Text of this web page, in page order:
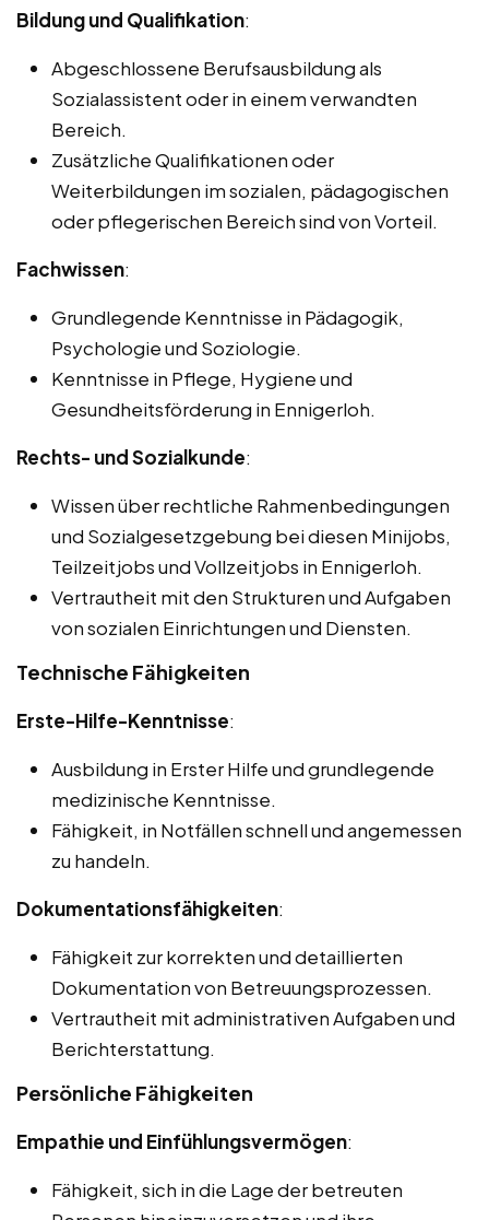
Bildung und Qualifikation:
Abgeschlossene Berufsausbildung als
Sozialassistent oder in einem verwandten
Bereich.
Zusätzliche Qualifikationen oder
Weiterbildungen im sozialen, pädagogischen
oder pflegerischen Bereich sind von Vorteil.
Fachwissen:
Grundlegende Kenntnisse in Pädagogik,
Psychologie und Soziologie.
Kenntnisse in Pflege, Hygiene und
Gesundheitsförderung in Ennigerloh.
Rechts- und Sozialkunde:
Wissen über rechtliche Rahmenbedingungen
und Sozialgesetzgebung bei diesen Minijobs,
Teilzeitjobs und Vollzeitjobs in Ennigerloh.
Vertrautheit mit den Strukturen und Aufgaben
von sozialen Einrichtungen und Diensten.
Technische Fähigkeiten
Erste-Hilfe-Kenntnisse:
Ausbildung in Erster Hilfe und grundlegende
medizinische Kenntnisse.
Fähigkeit, in Notfällen schnell und angemessen
zu handeln.
Dokumentationsfähigkeiten:
Fähigkeit zur korrekten und detaillierten
Dokumentation von Betreuungsprozessen.
Vertrautheit mit administrativen Aufgaben und
Berichterstattung.
Persönliche Fähigkeiten
Empathie und Einfühlungsvermögen:
Fähigkeit, sich in die Lage der betreuten